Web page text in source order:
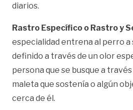
diarios.
Rastro Específico o Rastro y
especialidad entrena al perro
definido a través de un olor
persona que se busque a
maleta que sostenía o algún
cerca de él.